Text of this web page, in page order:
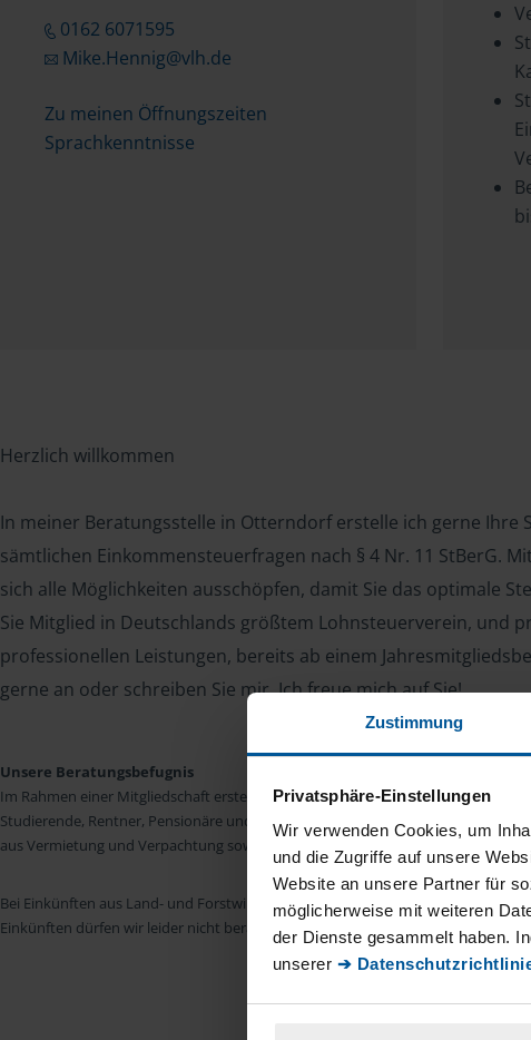
Zustimmung
Privatsphäre-Einstellungen
Wir verwenden Cookies, um
und die Zugriffe auf unsere
Website an unsere Partner für
möglicherweise mit weiteren
der Dienste gesammelt haben.
unserer ➔
0162 6071595
Mike.Hennig@vlh.de
Zu meinen Öffnungszeiten
Sprachkenntnisse
Herzlich willkommen
In meiner Beratungsstelle in Otterndorf erstelle ich gerne Ihre
sämtlichen Einkommensteuerfragen nach § 4 Nr. 11 StBerG.
sich alle Möglichkeiten ausschöpfen, damit Sie das optimale
Sie Mitglied in Deutschlands größtem Lohnsteuerverein, und
professionellen Leistungen, bereits ab einem
gerne an oder schreiben Sie mir. Ich freue mich auf Sie!
Unsere Beratungsbefugnis
Im Rahmen einer Mitgliedschaft erstellen wir die Einkommensteuererklärung für
Studierende, Rentner, Pensionäre und Unterhaltsempfänger nach § 4 Nr. 11
aus Vermietung und Verpachtung sowie Kapitalerträgen sind wir in vielen Fällen
Bei Einkünften aus Land- und Forstwirtschaft, aus Gewerbebetrieb, aus
Einkünften dürfen wir leider nicht beraten.